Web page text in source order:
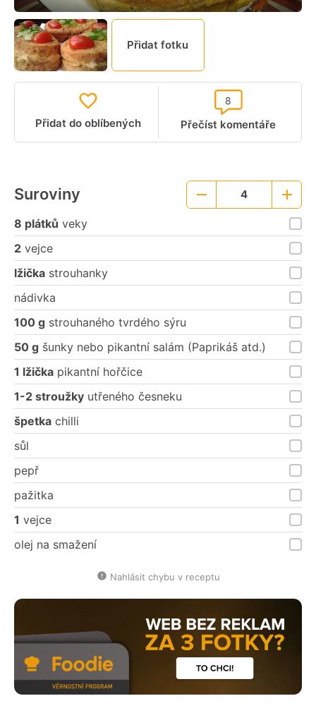
Přidat fotku
Přidat do oblíbených Přečíst komentáře
8
Suroviny 4
Větší
porce
8 plátků veky
2 vejce
lžička strouhanky
nádivka
100 g strouhaného tvrdého sýru
50 g šunky nebo pikantní salám (Paprikáš atd.)
1 lžička pikantní hořčice
1-2 stroužky utřeného česneku
špetka chilli
sůl
pepř
pažitka
1 vejce
olej na smažení
Nahlásit chybu v receptu